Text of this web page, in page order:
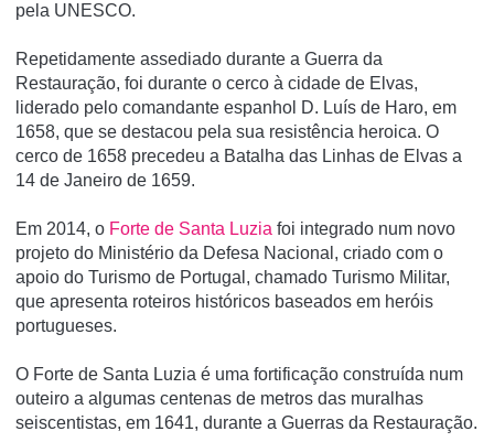
pela UNESCO.
Repetidamente assediado durante a Guerra da
Restauração, foi durante o cerco à cidade de Elvas,
liderado pelo comandante espanhol D. Luí­s de Haro, em
1658, que se destacou pela sua resistência heroica. O
cerco de 1658 precedeu a Batalha das Linhas de Elvas a
14 de Janeiro de 1659.
Em 2014, o Forte de Santa Luzia foi integrado num novo
projeto do Ministério da Defesa Nacional, criado com o
apoio do Turismo de Portugal, chamado Turismo Militar,
que apresenta roteiros históricos baseados em heróis
portugueses.
O Forte de Santa Luzia é uma fortificação construída num
outeiro a algumas centenas de metros das muralhas
seiscentistas, em 1641, durante a Guerras da Restauração.